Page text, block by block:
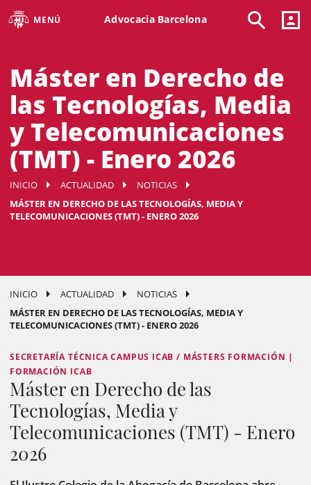
MENÚ Advocacia Barcelona
Máster en Derecho de
las Tecnologías, Media
y Telecomunicaciones
(TMT) - Enero 2026
INICIO ACTUALIDAD
NOTICIAS
MÁSTER EN DERECHO DE LAS TECNOLOGÍAS, MEDIA Y
TELECOMUNICACIONES (TMT) - ENERO 2026
INICIO ACTUALIDAD
NOTICIAS
MÁSTER EN DERECHO DE LAS TECNOLOGÍAS, MEDIA Y
TELECOMUNICACIONES (TMT) - ENERO 2026
SECRETARÍA TÉCNICA CAMPUS ICAB / MÁSTERS FORMACIÓN |
FORMACIÓN ICAB
Máster en Derecho de las
Tecnologías, Media y
Telecomunicaciones (TMT) - Enero
2026